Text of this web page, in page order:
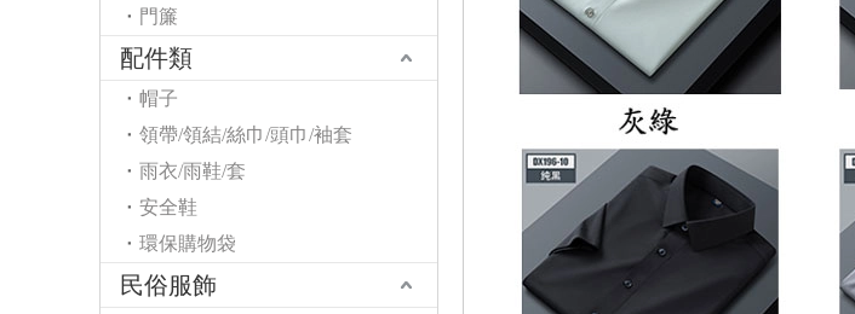
門簾
配件類
帽子
領帶/領結/絲巾/頭巾/袖套
雨衣/雨鞋/套
安全鞋
環保購物袋
民俗服飾